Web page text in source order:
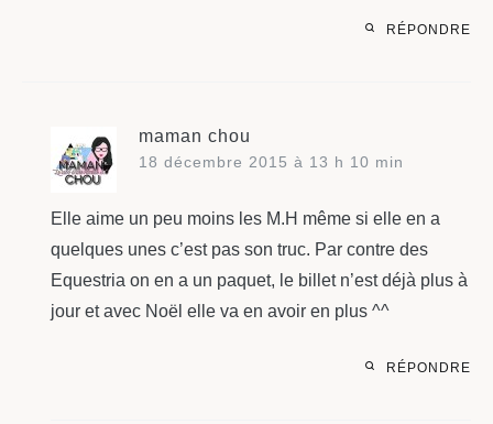
RÉPONDRE
maman chou
18 décembre 2015 à 13 h 10 min
Elle aime un peu moins les M.H même si elle en a
quelques unes c’est pas son truc. Par contre des
Equestria on en a un paquet, le billet n’est déjà plus à
jour et avec Noël elle va en avoir en plus ^^
RÉPONDRE